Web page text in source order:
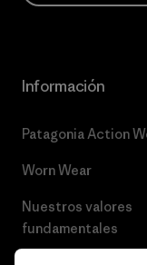
Información
Patagonia Action
Worn Wear
Nuestros valores
fundamentales